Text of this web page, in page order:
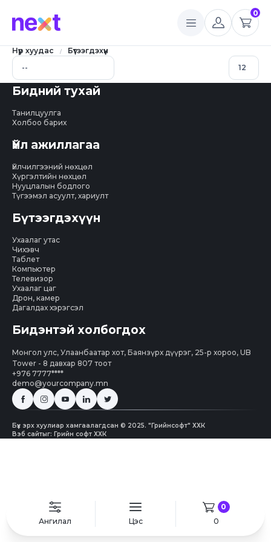
0
Нүүр хуудас Бүтээгдэхүүн
Ангилал Цэс
0
0
Бидний тухай
Танилцуулга
Холбоо барих
Үйл ажиллагаа
Үйлчилгээний нөхцөл
Хүргэлтийн нөхцөл
Нууцлалын бодлого
Түгээмэл асуулт, хариулт
Бүтээгдэхүүн
Ухаалаг утас
Чихэвч
Таблет
Компьютер
Телевизор
Ухаалаг цаг
Дрон, камер
Дагалдах хэрэгсэл
Бидэнтэй холбогдох
Монгол улс, Улаанбаатар хот, Баянзүрх дүүрэг, 25-р хороо, UB
Tower - 8 давхар 807 тоот
+976 7777****
demo@yourcompany.mn
Бүх эрх хуулиар хамгаалагдсан © 2025. "Грийнсофт" ХХК
Вэб сайтыг: Грийн софт ХХК